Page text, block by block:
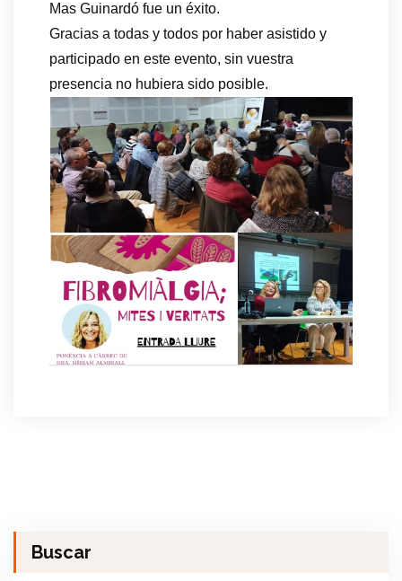
Mas Guinardó fue un éxito.
Gracias a todas y todos por haber asistido y
participado en este evento, sin vuestra
presencia no hubiera sido posible.
Buscar